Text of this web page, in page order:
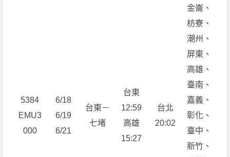
5384
EMU3
000
6/18
6/19
6/21
台東－
七堵
台東
12:59
高雄
15:27
台北
20:02
金崙、
枋寮、
潮州、
屏東、
高雄、
臺南、
嘉義、
彰化、
臺中、
新竹、